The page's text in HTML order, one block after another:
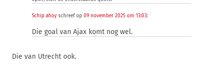
Schip ahoy schreef op 09 november 2025 om 13:03:
Die goal van Ajax komt nog wel.
Die van Utrecht ook.